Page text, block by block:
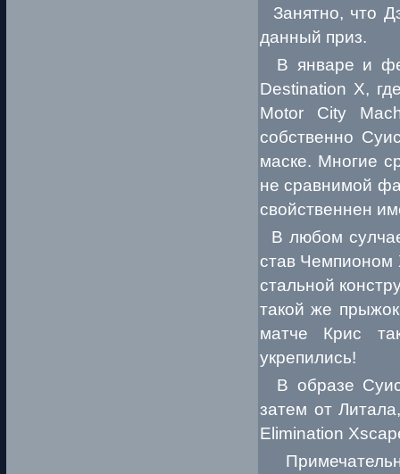
Занятно, что
данный приз.
В январе и
Destination X,
Motor City
собственно
маске. Многие
не сравнимой
свойственнен
В любом
став Чемпионом
стальной
такой же
матче Крис
укрепились!
В образе
затем от
Elimination